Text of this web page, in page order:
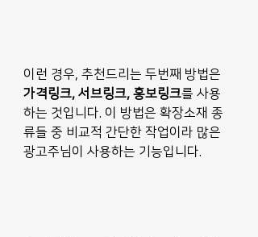
이런 경우, 추천드리는 두번째 방법은
가격링크, 서브링크, 홍보링크를 사용
하는 것입니다. 이 방법은 확장소재 종
류들 중 비교적 간단한 작업이라 많은
광고주님이 사용하는 기능입니다.